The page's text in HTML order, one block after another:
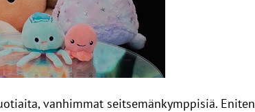
vanhimmat seitsemänkymppisiä. Eniten